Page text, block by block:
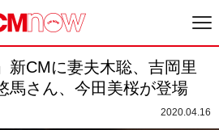
新CMに妻夫木聡、吉岡里
馬さん、今田美桜が登場
2020.04.16